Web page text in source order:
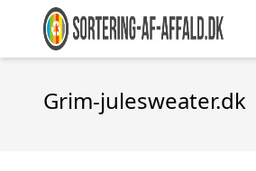
Grim-julesweater.dk